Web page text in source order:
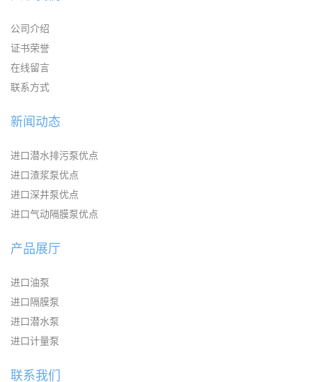
公司介绍
证书荣誉
在线留言
联系方式
新闻动态
进口潜水排污泵优点
进口渣浆泵优点
进口深井泵优点
进口气动隔膜泵优点
产品展厅
进口油泵
进口隔膜泵
进口潜水泵
进口计量泵
联系我们